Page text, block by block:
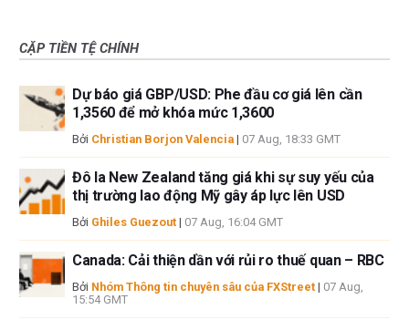
CẶP TIỀN TỆ CHÍNH
Dự báo giá GBP/USD: Phe đầu cơ giá lên cần
1,3560 để mở khóa mức 1,3600
Bởi Christian Borjon Valencia | 07 Aug, 18:33 GMT
Đô la New Zealand tăng giá khi sự suy yếu của
thị trường lao động Mỹ gây áp lực lên USD
Bởi Ghiles Guezout | 07 Aug, 16:04 GMT
Canada: Cải thiện dần với rủi ro thuế quan – RBC
Bởi Nhóm Thông tin chuyên sâu của FXStreet | 07 Aug,
15:54 GMT